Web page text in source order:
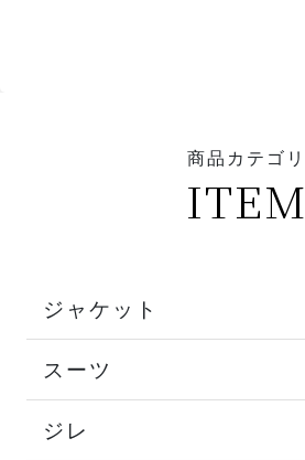
商品カテゴリ
ITEM
ジャケット
スーツ
ジレ